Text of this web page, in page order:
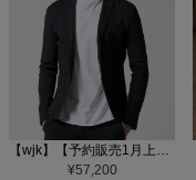
【wjk】【予約販売1月上旬～中旬入荷】function knit jacket(jacquard check) ニットジャケット(207 mw08j)
¥57,200